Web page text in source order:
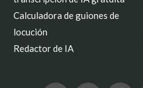
Calculadora de guiones de
locución
Redactor de IA